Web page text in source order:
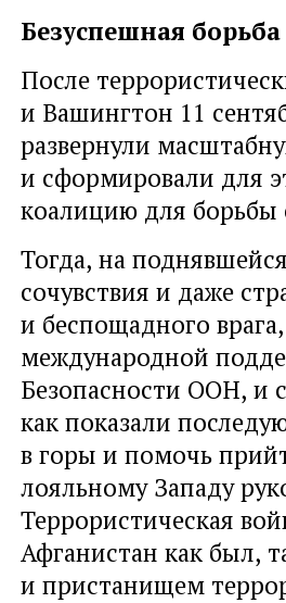
Безуспешная
После
и Вашингтон 11
развернули
и сформировали для
коалицию для борьбы
Тогда, на
сочувствия и даже
и беспощадного врага,
международной
Безопасности ООН, и
как показали
в горы и помочь
лояльному Западу
Террористическая
Афганистан как был,
и пристанищем